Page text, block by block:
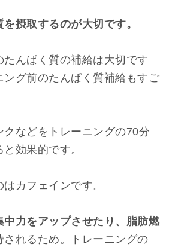
摂取するのが大切です。
たんぱく質の補給は大切です
ング前のたんぱく質補給もすご
クなどをトレーニングの70分
効果的です。
カフェインです。
中力をアップさせたり、脂肪燃
されるため。トレーニングの